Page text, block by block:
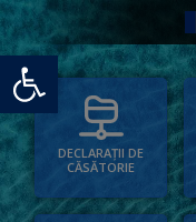
Deschide bara de unelte
DECLARAȚII DE
CĂSĂTORIE